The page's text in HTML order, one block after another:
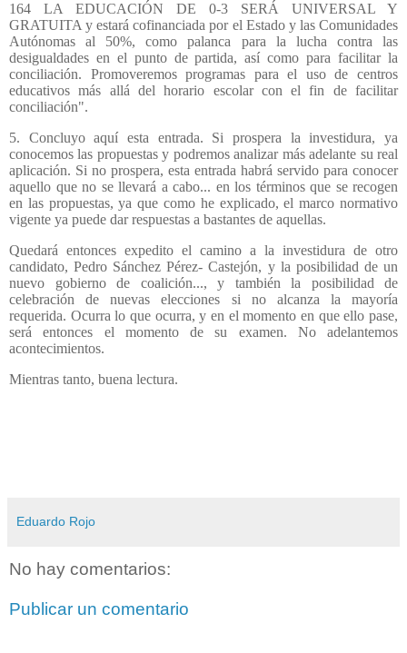
164 LA EDUCACIÓN DE 0-3 SERÁ UNIVERSAL Y
GRATUITA y estará cofinanciada por el Estado y las Comunidades
Autónomas al 50%, como palanca para la lucha contra las
desigualdades en el punto de partida, así como para facilitar la
conciliación. Promoveremos programas para el uso de centros
educativos más allá del horario escolar con el fin de facilitar
conciliación".
5. Concluyo aquí esta entrada. Si prospera la investidura, ya
conocemos las propuestas y podremos analizar más adelante su real
aplicación. Si no prospera, esta entrada habrá servido para conocer
aquello que no se llevará a cabo... en los términos que se recogen
en las propuestas, ya que como he explicado, el marco normativo
vigente ya puede dar respuestas a bastantes de aquellas.
Quedará entonces expedito el camino a la investidura de otro
candidato, Pedro Sánchez Pérez- Castejón, y la posibilidad de un
nuevo gobierno de coalición..., y también la posibilidad de
celebración de nuevas elecciones si no alcanza la mayoría
requerida. Ocurra lo que ocurra, y en el momento en que ello pase,
será entonces el momento de su examen. No adelantemos
acontecimientos.
Mientras tanto, buena lectura.
Eduardo Rojo
No hay comentarios:
Publicar un comentario